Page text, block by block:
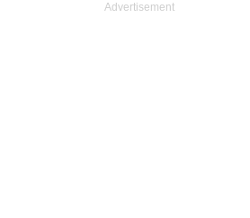
Advertisement